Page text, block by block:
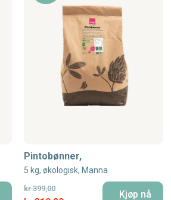
Pintobønner,
5 kg, økologisk, Manna
kr 399,00 Kjøp nå